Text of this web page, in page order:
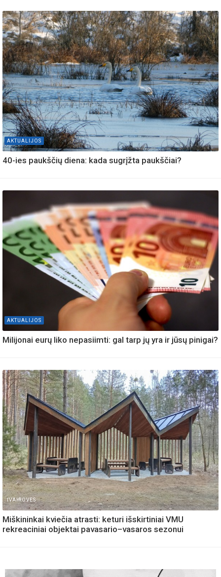
AKTUALIJOS
40-ies paukščių diena: kada sugrįžta paukščiai?
AKTUALIJOS
Milijonai eurų liko nepasiimti: gal tarp jų yra ir jūsų pinigai?
IVAIROVES
Miškininkai kviečia atrasti: keturi išskirtiniai VMU
rekreaciniai objektai pavasario–vasaros sezonui